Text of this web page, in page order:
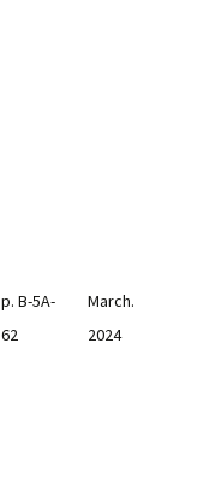
p. B-5A-
62
March.
2024